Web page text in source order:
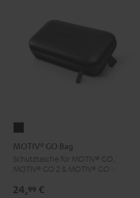
GO
Bag
Schwarz
MOTIV® GO Bag
Schutztasche für MOTIV® GO,
MOTIV® GO 2 & MOTIV® GO VOICE
24,99 €